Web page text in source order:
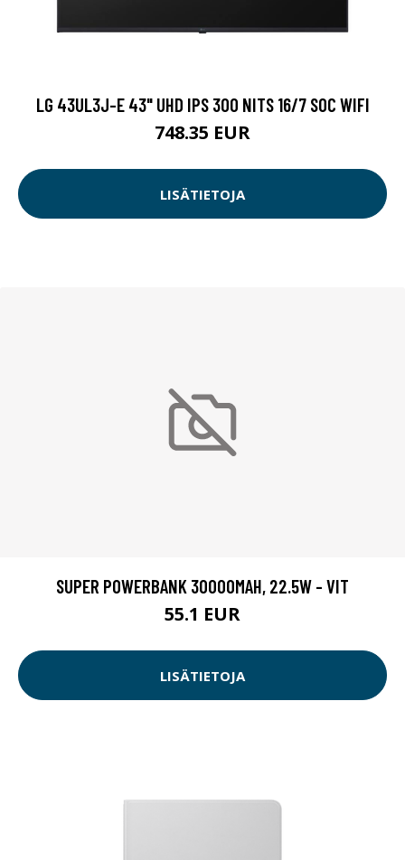
LG 43UL3J-E 43" UHD IPS 300 NITS 16/7 SOC WIFI
748.35 EUR
LISÄTIETOJA
SUPER POWERBANK 30000MAH, 22.5W - VIT
55.1 EUR
LISÄTIETOJA